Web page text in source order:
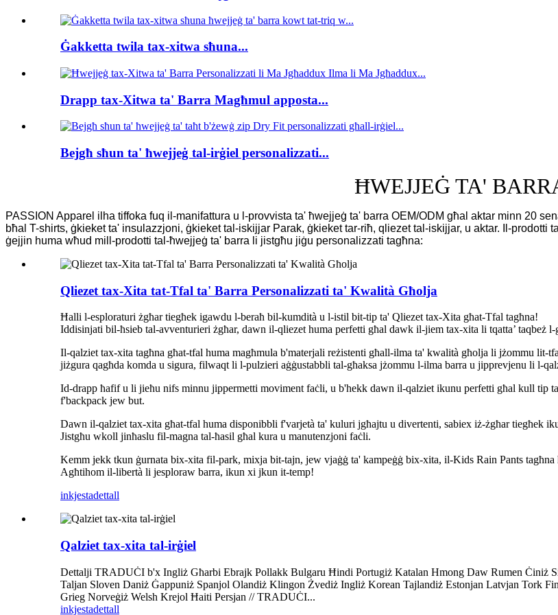
Ġakketta twila tax-xitwa sħuna...
Drapp tax-Xitwa ta' Barra Magħmul apposta...
Bejgħ sħun ta' ħwejjeġ tal-irġiel personalizzati...
ĦWEJJEĠ TA'
PASSION Apparel ilha tiffoka fuq il-manifattura u l-provvista ta' ħwejjeġ ta' barra OEM/ODM għal aktar minn 20
bħal T-shirts, ġkieket ta' insulazzjoni, ġkieket tal-iskijjar Parak, ġkieket tar-riħ, qliezet tal-iskijjar, u aktar. Il-
ġejjin huma wħud mill-prodotti tal-ħwejjeġ ta' barra li jistgħu jiġu personalizzati tagħna:
Qliezet tax-Xita tat-Tfal ta' Barra Personalizzati ta' Kwalità Għolja
Ħalli l-esploraturi żgħar tiegħek igawdu l-beraħ bil-kumdità u l-istil bit-tip ta' Qliezet tax-Xita għat-Tfal tagħna!
Iddisinjati bil-ħsieb tal-avventurieri żgħar, dawn il-qliezet huma perfetti għal dawk il-jiem tax-xita li tqatta’ taqbeż
Il-qalziet tax-xita tagħna għat-tfal huma magħmula b'materjali reżistenti għall-ilma ta' kwalità għolja li jżommu
jiżgura qagħda komda u sigura, filwaqt li l-pulzieri aġġustabbli tal-għaksa jżommu l-ilma barra u jipprevjenu li l-
Id-drapp ħafif u li jieħu nifs minnu jippermetti moviment faċli, u b'hekk dawn il-qalziet ikunu perfetti għal kull tip
f'backpack jew but.
Dawn il-qalziet tax-xita għat-tfal huma disponibbli f'varjetà ta' kuluri jgħajtu u divertenti, sabiex iż-żgħar tiegħek
Jistgħu wkoll jinħaslu fil-magna tal-ħasil għal kura u manutenzjoni faċli.
Kemm jekk tkun ġurnata bix-xita fil-park, mixja bit-tajn, jew vjaġġ ta' kampeġġ bix-xita, il-Kids Rain Pants
Agħtihom il-libertà li jesploraw barra, ikun xi jkun it-temp!
inkjestadettall
Qalziet tax-xita tal-irġiel
Dettalji TRADUĊI b'x Ingliż Għarbi Ebrajk Pollakk Bulgaru Ħindi Portugiż Katalan Hmong Daw Rumen Ċiniż
Taljan Sloven Daniż Ġappuniż Spanjol Olandiż Klingon Żvediż Ingliż Korean Tajlandiż Estonjan Latvjan Tork
Grieg Norveġiż Welsh Krejol Ħaiti Persjan // TRADUĊI...
inkjestadettall